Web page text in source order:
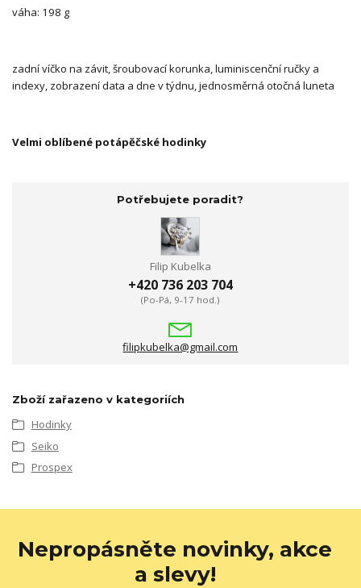
váha: 198 g
zadní víčko na závit, šroubovací korunka, luminiscenční ručky a
indexy, zobrazení data a dne v týdnu, jednosměrná otočná luneta
Velmi oblíbené potápěčské hodinky
Potřebujete poradit?
Filip Kubelka
+420 736 203 704
(Po-Pá, 9-17 hod.)
filipkubelka@gmail.com
Zboží zařazeno v kategoriích
Hodinky
Seiko
Prospex
Nepropásněte novinky, akce
a slevy!